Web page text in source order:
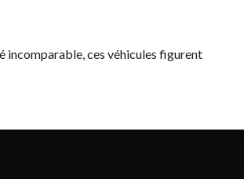
incomparable, ces véhicules figurent